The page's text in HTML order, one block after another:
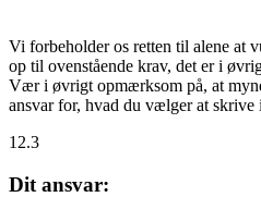
Vi forbeholder os retten til alene at
op til ovenstående krav, det er i
Vær i øvrigt opmærksom på, at
ansvar for, hvad du vælger at skrive
12.3
Dit ansvar: